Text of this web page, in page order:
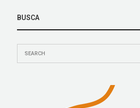
BUSCA